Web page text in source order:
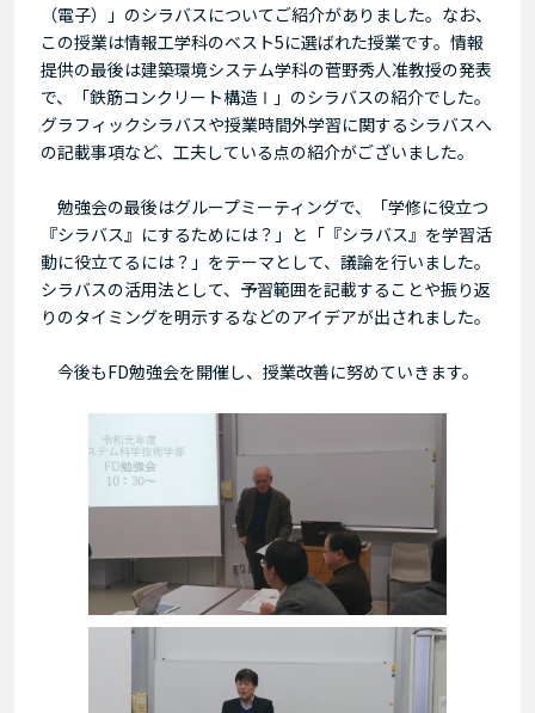
（電子）」のシラバスについてご紹介がありました。なお、
この授業は情報工学科のベスト5に選ばれた授業です。情報
提供の最後は建築環境システム学科の菅野秀人准教授の発表
で、「鉄筋コンクリート構造Ⅰ」のシラバスの紹介でした。
グラフィックシラバスや授業時間外学習に関するシラバスへ
の記載事項など、工夫している点の紹介がございました。
勉強会の最後はグループミーティングで、「学修に役立つ
『シラバス』にするためには？」と「『シラバス』を学習活
動に役立てるには？」をテーマとして、議論を行いました。
シラバスの活用法として、予習範囲を記載することや振り返
りのタイミングを明示するなどのアイデアが出されました。
今後もFD勉強会を開催し、授業改善に努めていきます。